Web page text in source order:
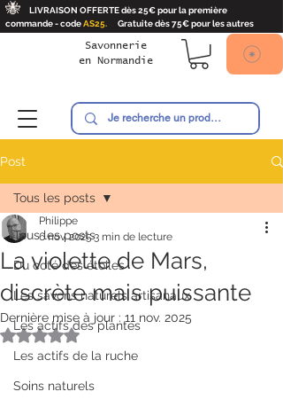
🐝
LIVRAISON OFFERTE dès 25€ pour la première
commande - codeAS25. Gratuite dès 75€ pour les autres
Savonnerie
en Normandie
Post
Tous les posts
Du coté des étoiles
Les savons naturels artisanaux
Les actifs des plantes
Les actifs de la ruche
Soins naturels
Tous les posts
La violette de Mars,
discrète mais puissante
Philippe
6 nov. 20253 min de lecture
Dernière mise à jour : 11 nov. 2025
Noté NaN étoiles sur 5.